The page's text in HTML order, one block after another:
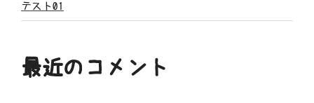
テスト01
最近のコメント